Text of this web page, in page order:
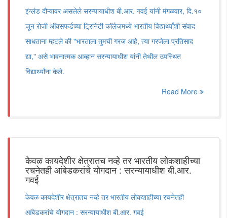
इंग्लंड दौऱ्यावर असलेले सरन्यायाधीश बी.आर. गवई यांनी मंगळवार, दि.१०
जून रोजी ऑक्सफर्डच्या ट्रिनिटी कॉलेजमध्ये भारतीय विद्यार्थ्यांशी संवाद
साधताना म्हटले की "भारताला तुमची गरज आहे, त्या गरजेला प्रतिसाद
द्या," असे भावनात्मक आव्हान सरन्यायाधीश यांनी तेथील उपस्थित
विद्यार्थ्यांना केले.
Read More
केवळ कायदेशीर क्षेत्रातच नव्हे तर भारतीय लोकशाहीच्या
रचनेतही आंबेडकरांचे योगदान : सरन्यायाधीश बी.आर.
गवई
केवळ कायदेशीर क्षेत्रातच नव्हे तर भारतीय लोकशाहीच्या रचनेतही
आंबेडकरांचे योगदान : सरन्यायाधीश बी.आर. गवई